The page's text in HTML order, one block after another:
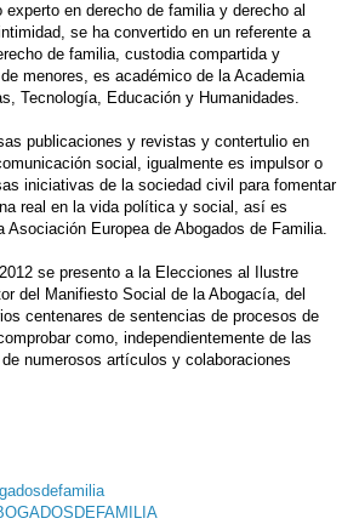
experto en derecho de familia y derecho al
se ha convertido en un referente a
de familia, custodia compartida y
menores, es académico de la Academia
Tecnología, Educación y Humanidades.
publicaciones y revistas y contertulio en
social, igualmente es impulsor o
iniciativas de la sociedad civil para fomentar
real en la vida política y social, así es
Europea de Abogados de Familia.
se presento a la Elecciones al Ilustre
del Manifiesto Social de la Abogacía, del
centenares de sentencias de procesos de
como, independientemente de las
numerosos artículos y colaboraciones